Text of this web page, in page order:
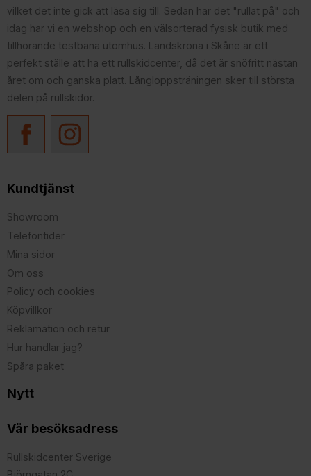
vilket det inte gick att läsa sig till. Sedan har det "rullat på" och
idag har vi en webshop och en välsorterad fysisk butik med
tillhörande testbana utomhus. Landskrona i Skåne är ett
perfekt ställe att ha ett rullskidcenter, då det är snöfritt nästan
året om och ganska platt. Långloppsträningen sker till största
delen på rullskidor.
Kundtjänst
Showroom
Telefontider
Mina sidor
Om oss
Policy och cookies
Köpvillkor
Reklamation och retur
Hur handlar jag?
Spåra paket
Nytt
Vår besöksadress
Rullskidcenter Sverige